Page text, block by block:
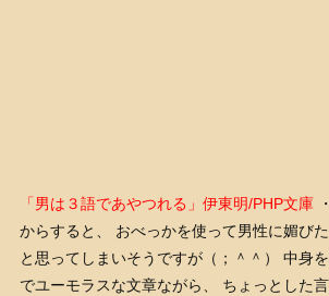
「男は３語であやつれる」伊東明/PHP文庫
からすると、 おべっかを使って男性に媚び
と思ってしまいそうですが（；＾＾） 中身
でユーモラスな文章ながら、 ちょっとした